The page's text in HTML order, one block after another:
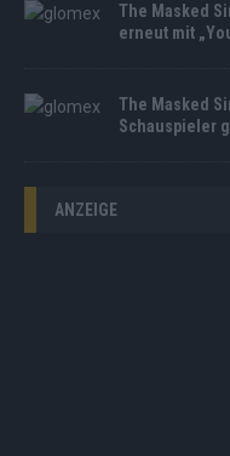
The Masked
erneut mit
The Masked
Schauspieler
ANZEIGE